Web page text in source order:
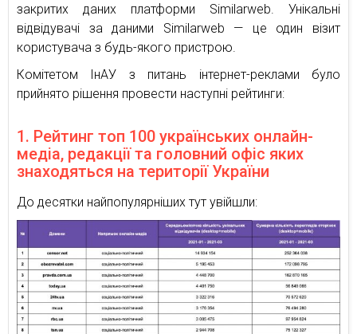
закритих даних платформи Similarweb. Унікальні
відвідувачі за даними Similarweb — це один візит
користувача з будь-якого пристрою.
Комітетом ІнАУ з питань інтернет-реклами було
прийнято рішення провести наступні рейтинги:
1. Рейтинг топ 100 українських онлайн-
медіа, редакції та головний офіс яких
знаходяться на території України
До десятки найпопулярніших тут увійшли: